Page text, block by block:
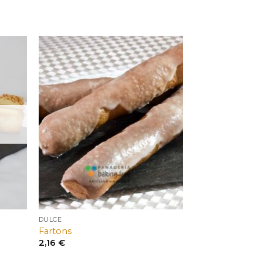
DULCE
Fartons
2,16 €